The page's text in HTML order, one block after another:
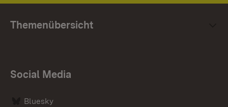
Themenübersicht
Social Media
Bluesky